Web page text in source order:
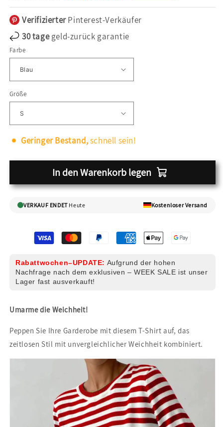
VerifizierterPinterest-Verkäufer
30 tagegeld-zurück garantie
Farbe
Größe
Geringer Bestand,schnell sein!
In den Warenkorb legen
VERKAUF ENDETHeute Kostenloser Versand
Rabattwochen–UPDATE: Aufgrund der hohen
Nachfrage nach dem exklusiven – WEEK SALE ist unser
Lager fast ausverkauft!
Umarme die Weichheit!
Peppen Sie Ihre Garderobe mit diesem T-Shirt auf, das
zeitlosen Stil mit unvergleichlicher Weichheit kombiniert.